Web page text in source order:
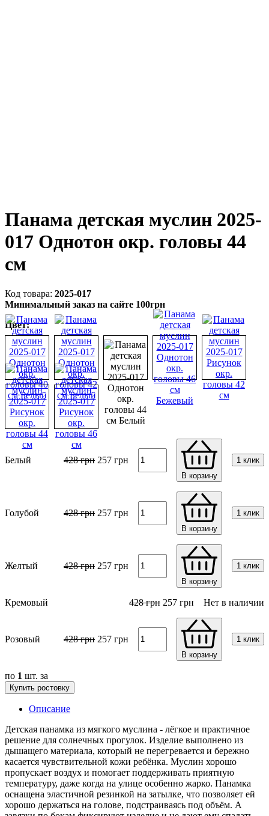
Панама детская муслин 2025-
017 Однотон окр. головы 44
см
2025-017
Минимальный заказ на сайте 100грн
Цвет:
Белый 428грн 257 грн
В корзину
1 клик
Голубой 428грн 257 грн
В корзину
1 клик
Желтый 428грн 257 грн
В корзину
1 клик
Кремовый 428грн 257 грн Нет в наличии
Розовый 428грн 257 грн
В корзину
1 клик
по 1 шт. за
Купить ростовку
Описание
Детская панамка из мягкого муслина - лёгкое и практичное
решение для солнечных прогулок. Изделие выполнено из
дышащего материала, который не перегревается и бережно
касается чувствительной кожи ребёнка. Муслин хорошо
пропускает воздух и помогает поддерживать приятную
температуру, даже когда на улице особенно жарко. Панамка
оснащена эластичной резинкой на затылке, что позволяет ей
хорошо держаться на голове, подстраиваясь под объём. А